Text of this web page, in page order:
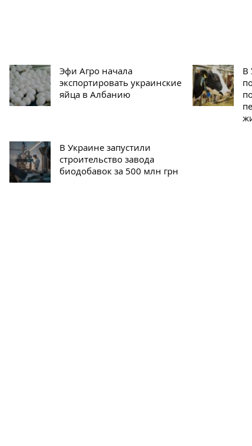
Эфи Агро начала
экспортировать украинские
яйца в Албанию
В
В Украине запустили
строительство завода
биодобавок за 500 млн грн